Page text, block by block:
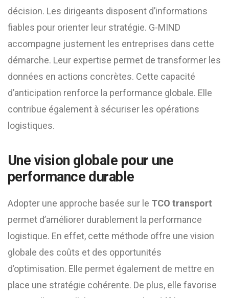
décision. Les dirigeants disposent d’informations
fiables pour orienter leur stratégie. G-MIND
accompagne justement les entreprises dans cette
démarche. Leur expertise permet de transformer les
données en actions concrètes. Cette capacité
d’anticipation renforce la performance globale. Elle
contribue également à sécuriser les opérations
logistiques.
Une vision globale pour une
performance durable
Adopter une approche basée sur le TCO transport
permet d’améliorer durablement la performance
logistique. En effet, cette méthode offre une vision
globale des coûts et des opportunités
d’optimisation. Elle permet également de mettre en
place une stratégie cohérente. De plus, elle favorise